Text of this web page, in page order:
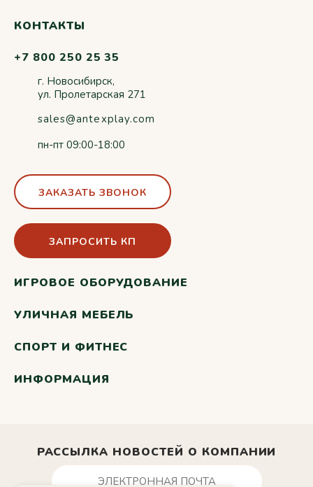
КОНТАКТЫ
+7 800 250 25 35
г. Новосибирск,
ул. Пролетарская 271
sales@antexplay.com
пн-пт 09:00-18:00
ЗАКАЗАТЬ ЗВОНОК
ЗАПРОСИТЬ КП
ИГРОВОЕ ОБОРУДОВАНИЕ
УЛИЧНАЯ МЕБЕЛЬ
СПОРТ И ФИТНЕС
ИНФОРМАЦИЯ
РАССЫЛКА НОВОСТЕЙ О КОМПАНИИ